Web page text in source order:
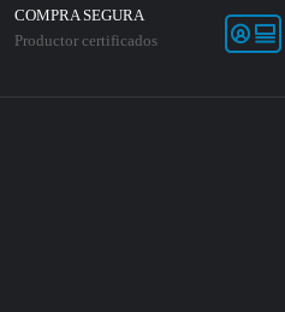
COMPRA SEGURA
Productor certificados